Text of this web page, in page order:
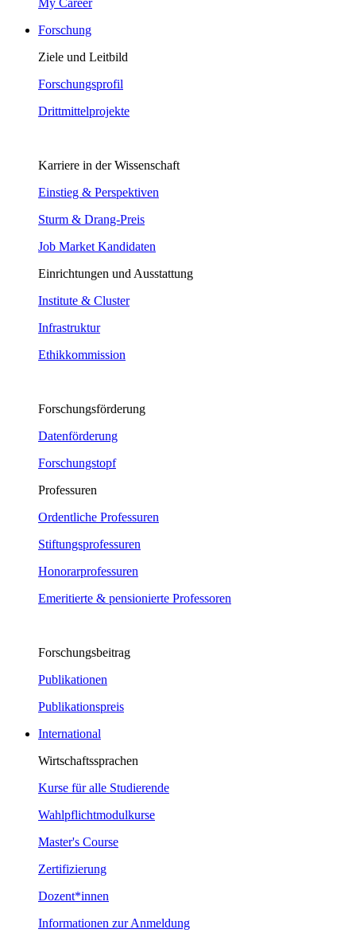
My Career
Forschung
Ziele und Leitbild
Forschungsprofil
Drittmittelprojekte
Karriere in der Wissenschaft
Einstieg & Perspektiven
Sturm & Drang-Preis
Job Market Kandidaten
Einrichtungen und Ausstattung
Institute & Cluster
Infrastruktur
Ethikkommission
Forschungsförderung
Datenförderung
Forschungstopf
Professuren
Ordentliche Professuren
Stiftungsprofessuren
Honorarprofessuren
Emeritierte & pensionierte Professoren
Forschungsbeitrag
Publikationen
Publikationspreis
International
Wirtschaftssprachen
Kurse für alle Studierende
Wahlpflichtmodulkurse
Master's Course
Zertifizierung
Dozent*innen
Informationen zur Anmeldung